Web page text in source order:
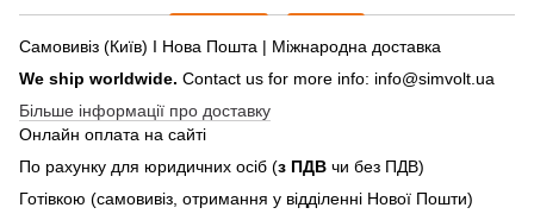
Самовивіз (Київ) І Нова Пошта | Міжнародна доставка
We ship worldwide. Contact us for more info: info@simvolt.ua
Більше інформації про доставку
Онлайн оплата на сайті
По рахунку для юридичних осіб (з ПДВ чи без ПДВ)
Готівкою (самовивіз, отримання у відділенні Нової Пошти)